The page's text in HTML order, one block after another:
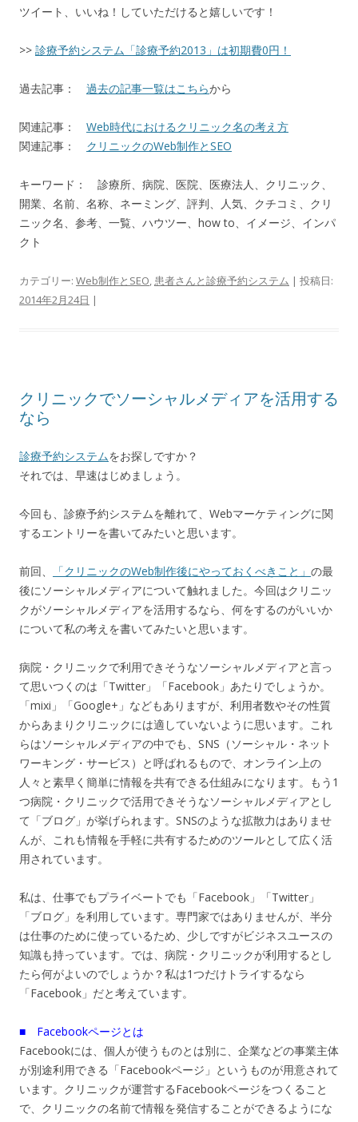
ツイート、いいね！していただけると嬉しいです！
>> 診療予約システム「診療予約2013」は初期費0円！
過去記事： 過去の記事一覧はこちらから
関連記事： Web時代におけるクリニック名の考え方
関連記事： クリニックのWeb制作とSEO
キーワード： 診療所、病院、医院、医療法人、クリニック、
開業、名前、名称、ネーミング、評判、人気、クチコミ、クリ
ニック名、参考、一覧、ハウツー、how to、イメージ、インパ
クト
カテゴリー: Web制作とSEO, 患者さんと診療予約システム | 投稿日:
2014年2月24日 |
クリニックでソーシャルメディアを活用する
なら
診療予約システムをお探しですか？
それでは、早速はじめましょう。
今回も、診療予約システムを離れて、Webマーケティングに関
するエントリーを書いてみたいと思います。
前回、 「クリニックのWeb制作後にやっておくべきこと」 の最
後にソーシャルメディアについて触れました。今回はクリニッ
クがソーシャルメディアを活用するなら、何をするのがいいか
について私の考えを書いてみたいと思います。
病院・クリニックで利用できそうなソーシャルメディアと言っ
て思いつくのは「Twitter」「Facebook」あたりでしょうか。
「mixi」「Google+」などもありますが、利用者数やその性質
からあまりクリニックには適していないように思います。これ
らはソーシャルメディアの中でも、SNS（ソーシャル・ネット
ワーキング・サービス）と呼ばれるもので、オンライン上の
人々と素早く簡単に情報を共有できる仕組みになります。もう1
つ病院・クリニックで活用できそうなソーシャルメディアとし
て「ブログ」が挙げられます。SNSのような拡散力はありませ
んが、これも情報を手軽に共有するためのツールとして広く活
用されています。
私は、仕事でもプライベートでも「Facebook」「Twitter」
「ブログ」を利用しています。専門家ではありませんが、半分
は仕事のために使っているため、少しですがビジネスユースの
知識も持っています。では、病院・クリニックが利用するとし
たら何がよいのでしょうか？私は1つだけトライするなら
「Facebook」だと考えています。
■ Facebookページとは
Facebookには、個人が使うものとは別に、企業などの事業主体
が別途利用できる「Facebookページ」というものが用意されて
います。クリニックが運営するFacebookページをつくること
で、クリニックの名前で情報を発信することができるようにな